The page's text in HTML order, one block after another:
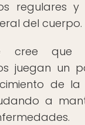
regulares
del cuerpo.
cree que
juegan un
de la
a